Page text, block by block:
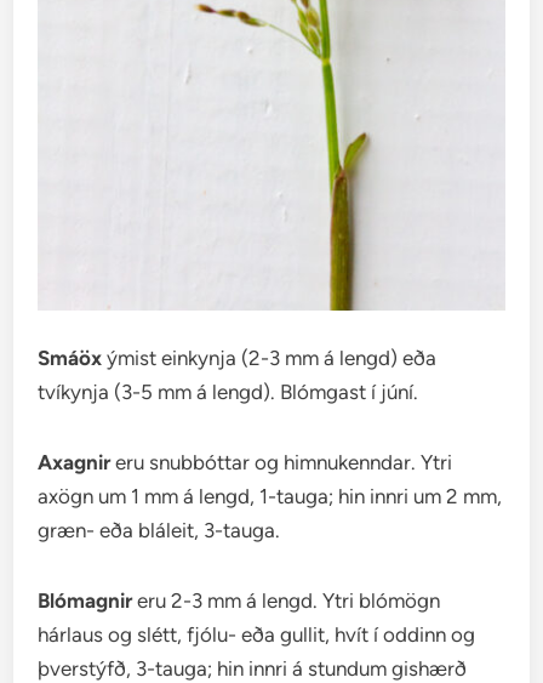
Smáöx ýmist einkynja (2-3 mm á lengd) eða
tvíkynja (3-5 mm á lengd). Blómgast í júní.
Axagnireru snubbóttar og himnukenndar. Ytri
axögn um 1 mm á lengd, 1-tauga; hin innri um 2 mm,
græn- eða bláleit, 3-tauga.
Blómagnireru 2-3 mm á lengd. Ytri blómögn
hárlaus og slétt, fjólu- eða gullit, hvít í oddinn og
þverstýfð, 3-tauga; hin innri á stundum gishærð